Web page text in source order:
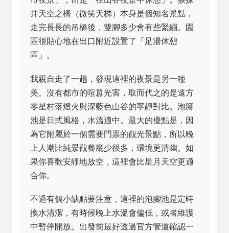
井天空之橋（微笑天梯）本身是個知名景點，
走完長長的吊橋後，雙腳多少會有些緊繃。園
區很貼心地在出口附近設置了「足湯休憩
區」。
我親自走了一趟，發現這裡的夜景是另一種
美。沒有都市的喧囂光害，取而代之的是遠方
零星村落燈火與深藍色山谷的寧靜對比。泡腳
池是日式風格，水溫適中。最大的優點是，因
為它附屬於一個需要門票的觀光景點，所以晚
上人潮比純景觀餐廳少很多，環境更清幽。如
果你喜歡安靜地放空，這裡會比星月天空更適
合你。
不過有個小缺點要注意，這裡的泡腳池是定時
換水清潔，有時候晚上水溫會偏低，或者維護
中暫停開放。出發前最好透過官方管道確認一